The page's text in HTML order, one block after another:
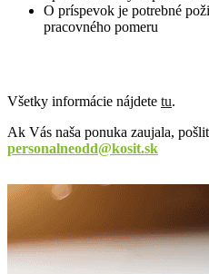
O príspevok je potrebné
pracovného pomeru
Všetky informácie nájdete tu.
Ak Vás naša ponuka zaujala,
personalneodd@kosit.sk